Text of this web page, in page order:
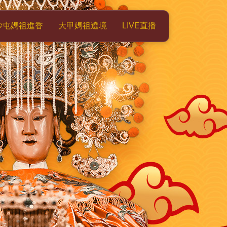
屯媽祖進香 大甲媽祖遶境 LIVE直播